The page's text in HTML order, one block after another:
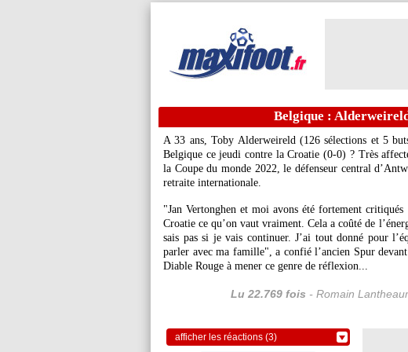
Belgique :
A 33 ans, Toby Alderweireld (126 sélections et 5
Belgique ce jeudi contre la Croatie (0-0) ? Très
la Coupe du monde 2022, le défenseur central
retraite internationale.
"Jan Vertonghen et moi avons été fortement
Croatie ce qu’on vaut vraiment. Cela a coûté de
sais pas si je vais continuer. J’ai tout donné pour
parler avec ma famille", a confié l’ancien Spur
Diable Rouge à mener ce genre de réflexion...
Lu 22.769 fois - Romain
afficher les réactions (3)